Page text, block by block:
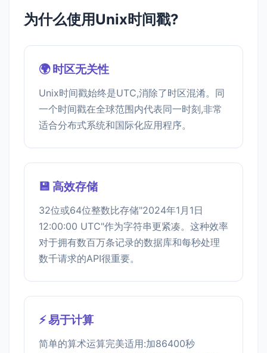
为什么使用Unix时间戳?
🌍 时区无关性
Unix时间戳始终是UTC,消除了时区混淆。同
一个时间戳在全球范围内代表同一时刻,非常
适合分布式系统和国际化应用程序。
💾 高效存储
32位或64位整数比存储"2024年1月1日
12:00:00 UTC"作为字符串更紧凑。这种效率
对于拥有数百万条记录的数据库和每秒处理
数千请求的API很重要。
⚡ 易于计算
简单的算术运算完美适用:加86400秒